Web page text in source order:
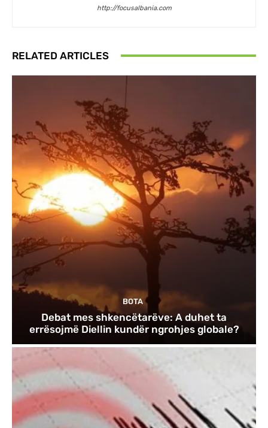
http://focusalbania.com
RELATED ARTICLES
BOTA
Debat mes shkencëtarëve: A duhet ta
errësojmë Diellin kundër ngrohjes globale?